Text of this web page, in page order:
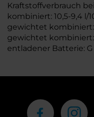
Kraftstoffverbrauch
kombiniert: 10,5-9,4 l/
gewichtet kombiniert:
gewichtet kombiniert:
entladener Batterie: G